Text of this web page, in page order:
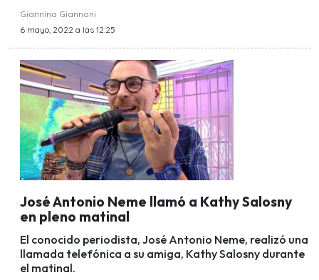
Giannina Giannoni
6 mayo, 2022 a las 12:25
José Antonio Neme llamó a Kathy Salosny
en pleno matinal
El conocido periodista, José Antonio Neme, realizó una
llamada telefónica a su amiga, Kathy Salosny durante
el matinal.